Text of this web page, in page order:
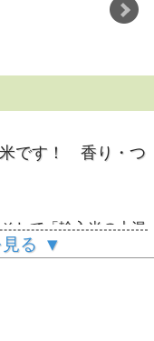
です！ 香り・つ
して「輸入米の大混
のに、緊急輸入され
おいしいですよね。
お米があったので
があったのです！
しょうか。
見る ▼